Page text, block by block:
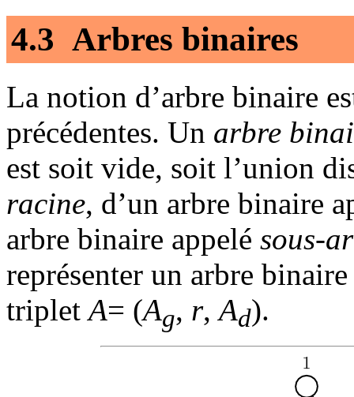
4.3 Arbres binaires
La notion d’arbre binaire
précédentes. Un arbre
est soit vide, soit l’union
racine, d’un arbre binaire
arbre binaire appelé sous-
représenter un arbre
tripletA= (Ag, r,Ad).